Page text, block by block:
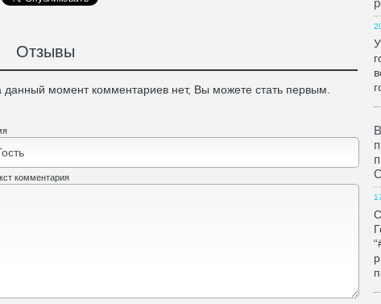
Отзывы
данный момент комментариев нет, Вы можете стать первым.
комментария